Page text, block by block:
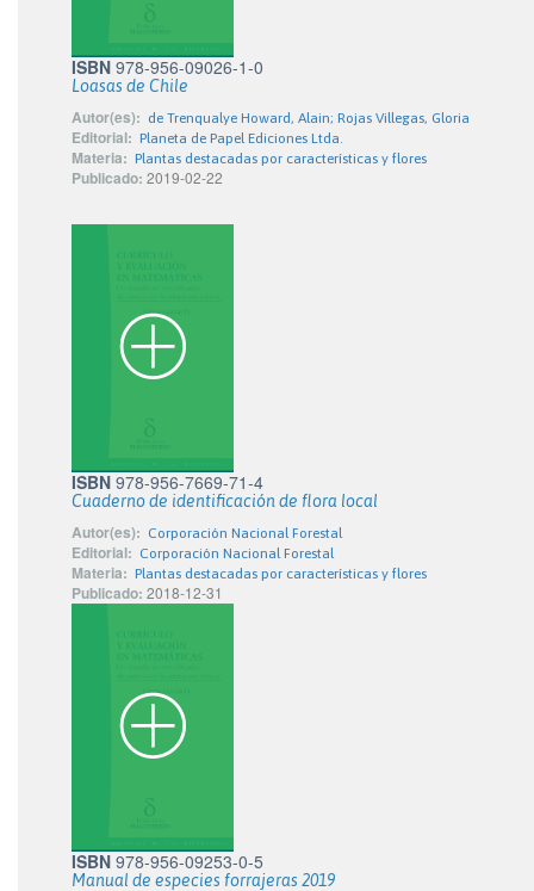
ISBN 978-956-09026-1-0
Loasas de Chile
Autor(es): de Trenqualye Howard, Alain; Rojas Villegas, Gloria
Editorial: Planeta de Papel Ediciones Ltda.
Materia: Plantas destacadas por características y flores
Publicado: 2019-02-22
ISBN 978-956-7669-71-4
Cuaderno de identificación de flora local
Autor(es): Corporación Nacional Forestal
Editorial: Corporación Nacional Forestal
Materia: Plantas destacadas por características y flores
Publicado: 2018-12-31
ISBN 978-956-09253-0-5
Manual de especies forrajeras 2019